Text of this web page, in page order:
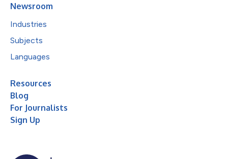
Newsroom
Industries
Subjects
Languages
Resources
Blog
For Journalists
Sign Up